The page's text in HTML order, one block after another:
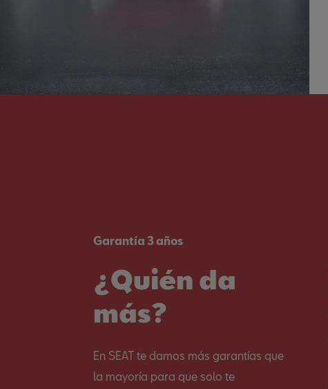
Garantía 3 años
¿Quién da
más?
En SEAT te damos más garantías que
la mayoría para que solo te